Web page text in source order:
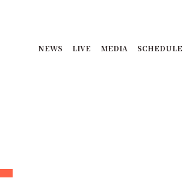
NEWS LIVE MEDIA SCHEDULE